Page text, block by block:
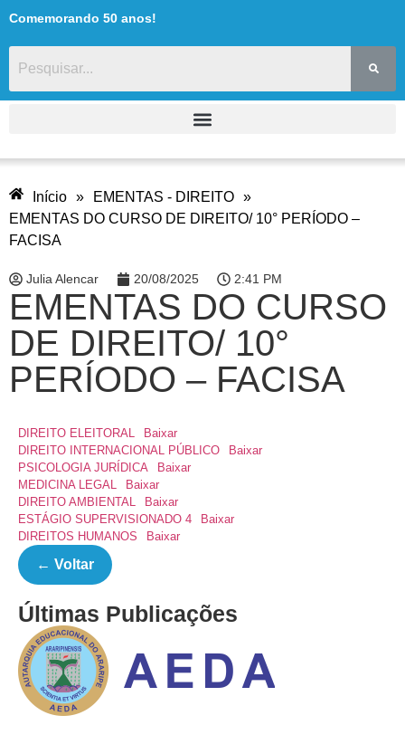
Comemorando 50 anos!
Início » EMENTAS - DIREITO »
EMENTAS DO CURSO DE DIREITO/ 10° PERÍODO –
FACISA
Julia Alencar 20/08/2025 2:41 PM
EMENTAS DO CURSO
DE DIREITO/ 10°
PERÍODO – FACISA
DIREITO ELEITORAL
Baixar
DIREITO INTERNACIONAL PÚBLICO
Baixar
PSICOLOGIA JURÍDICA
Baixar
MEDICINA LEGAL
Baixar
DIREITO AMBIENTAL
Baixar
ESTÁGIO SUPERVISIONADO 4
Baixar
DIREITOS HUMANOS
Baixar
← Voltar
Últimas Publicações